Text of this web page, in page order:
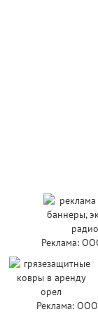
Реклама:
Реклама: